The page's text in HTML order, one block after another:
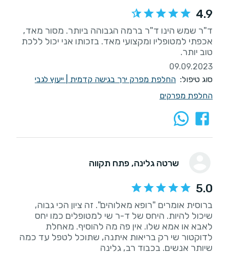
4.9
ד"ר שמש הינו ד"ר ברמה הגבוהה ביותר. מסור מאד,
אכפתי למטופליו ומקצועי מאד. בזכותו אני יכול ללכת
טוב יותר.
09.09.2023
סוג טיפול: החלפת מפרק ירך בגישה קדמית
ייעוץ לגבי
החלפת מפרקים
שרטה גלינה, פתח תקווה
5.0
ברוסית אומרים "רופא מאלוהים". זה ציון הכי גבוה,
שיכול להיות. היחס של ד-ר שי למטופלים כמו יחס
לאבא או אמא שלו. אין פה מה להוסיף. מאחלת
לדוקטור שי רק בריאות איתנה, שתוכל לטפל עד כמה
שיותר אנשים. בכבוד רב, גלינה